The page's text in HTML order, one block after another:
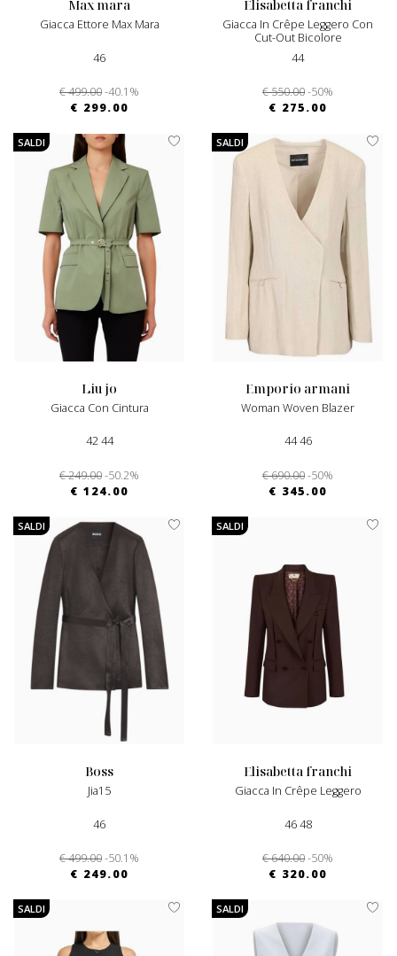
max mara
Giacca Ettore Max Mara
46
€ 499.00-40.1%
€ 299.00
elisabetta franchi
Giacca In Crêpe Leggero Con
Cut-Out Bicolore
44
€ 550.00-50%
€ 275.00
SALDI
liu jo
Giacca Con Cintura
42 44
€ 249.00-50.2%
€ 124.00
SALDI
emporio armani
Woman Woven Blazer
44 46
€ 690.00-50%
€ 345.00
SALDI
boss
Jia15
46
€ 499.00-50.1%
€ 249.00
SALDI
elisabetta franchi
Giacca In Crêpe Leggero
46 48
€ 640.00-50%
€ 320.00
SALDI SALDI